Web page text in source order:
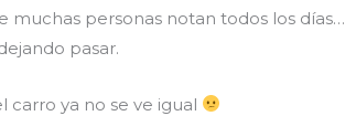
muchas personas notan todos los días…
pasar.
carro ya no se ve igual